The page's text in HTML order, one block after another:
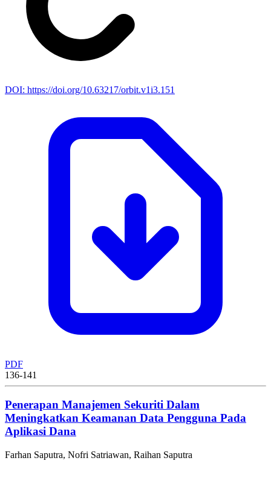
DOI: https://doi.org/10.63217/orbit.v1i3.151
PDF
136-141
Penerapan Manajemen Sekuriti Dalam
Meningkatkan Keamanan Data Pengguna Pada
Aplikasi Dana
Farhan Saputra, Nofri Satriawan, Raihan Saputra